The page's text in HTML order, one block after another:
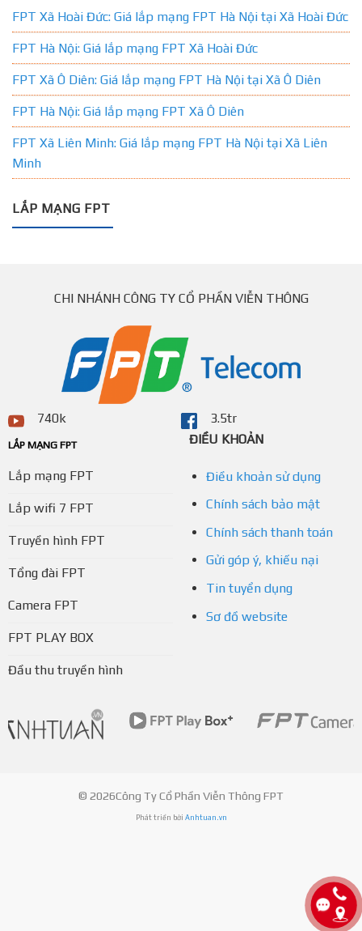
FPT Xã Hoài Đức: Giá lắp mạng FPT Hà Nội tại Xã Hoài Đức
FPT Hà Nội: Giá lắp mạng FPT Xã Hoài Đức
FPT Xã Ô Diên: Giá lắp mạng FPT Hà Nội tại Xã Ô Diên
FPT Hà Nội: Giá lắp mạng FPT Xã Ô Diên
FPT Xã Liên Minh: Giá lắp mạng FPT Hà Nội tại Xã Liên
Minh
LẮP MẠNG FPT
CHI NHÁNH CÔNG TY CỔ PHẦN VIỄN THÔNG
740k 3.5tr
LẮP MẠNG FPT
Lắp mạng FPT
Lắp wifi 7 FPT
Truyền hình FPT
Tổng đài FPT
Camera FPT
FPT PLAY BOX
Đầu thu truyền hình
ĐIỀU KHOẢN
Điều khoản sử dụng
Chính sách bảo mật
Chính sách thanh toán
Gửi góp ý, khiếu nại
Tin tuyển dụng
Sơ đồ website
© 2026Công Ty Cổ Phần Viễn Thông FPT
Phát triển bởi Anhtuan.vn